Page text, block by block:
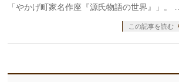
「やかげ町家名作座『源氏物語の世界』」。 …
この記事を読む